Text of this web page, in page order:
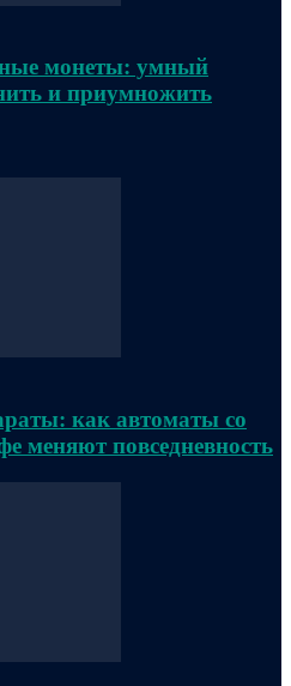
монеты: умный
и приумножить
как автоматы со
меняют повседневность